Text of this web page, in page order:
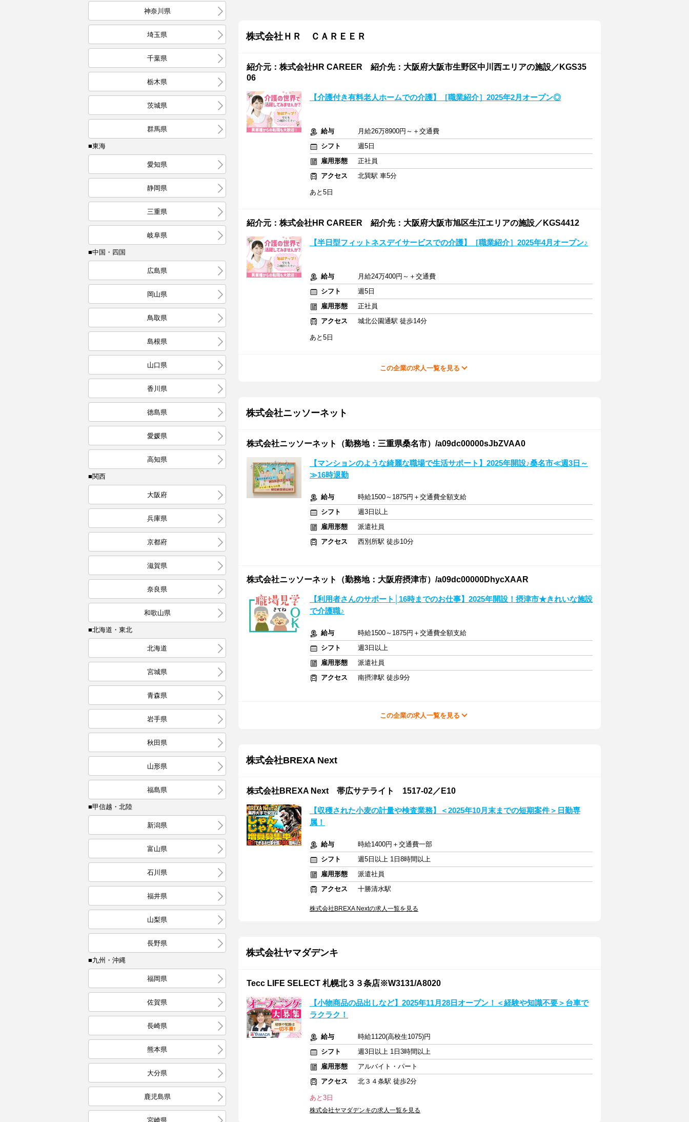
神奈川県
埼玉県
千葉県
栃木県
茨城県
群馬県
■東海
愛知県
静岡県
三重県
岐阜県
■中国・四国
広島県
岡山県
鳥取県
島根県
山口県
香川県
徳島県
愛媛県
高知県
■関西
大阪府
兵庫県
京都府
滋賀県
奈良県
和歌山県
■北海道・東北
北海道
宮城県
青森県
岩手県
秋田県
山形県
福島県
■甲信越・北陸
新潟県
富山県
石川県
福井県
山梨県
長野県
■九州・沖縄
福岡県
佐賀県
長崎県
熊本県
大分県
鹿児島県
宮崎県
株式会社ＨＲ ＣＡＲＥＥＲ
紹介元：株式会社HR CAREER 紹介先：大阪府大阪市生野区中川西エリアの施設／KGS35
06
【介護付き有料老人ホームでの介護】［職業紹介］2025年2月オープン◎
給与
月給26万8900円～＋交通費
シフト
週5日
雇用形態
正社員
アクセス
北巽駅 車5分
あと5日
紹介元：株式会社HR CAREER 紹介先：大阪府大阪市旭区生江エリアの施設／KGS4412
【半日型フィットネスデイサービスでの介護】［職業紹介］2025年4月オープン♪
給与
月給24万400円～＋交通費
シフト
週5日
雇用形態
正社員
アクセス
城北公園通駅 徒歩14分
あと5日
この企業の求人一覧を見る
株式会社ニッソーネット
株式会社ニッソーネット（勤務地：三重県桑名市）/a09dc00000sJbZVAA0
【マンションのような綺麗な職場で生活サポート】2025年開設♪桑名市≪週3日～
≫16時退勤
給与
時給1500～1875円＋交通費全額支給
シフト
週3日以上
雇用形態
派遣社員
アクセス
西別所駅 徒歩10分
株式会社ニッソーネット（勤務地：大阪府摂津市）/a09dc00000DhycXAAR
【利用者さんのサポート│16時までのお仕事】2025年開設！摂津市★きれいな施設
で介護職♪
給与
時給1500～1875円＋交通費全額支給
シフト
週3日以上
雇用形態
派遣社員
アクセス
南摂津駅 徒歩9分
この企業の求人一覧を見る
株式会社BREXA Next
株式会社BREXA Next 帯広サテライト 1517-02／E10
【収穫された小麦の計量や検査業務】＜2025年10月末までの短期案件＞日勤専
属！
給与
時給1400円＋交通費一部
シフト
週5日以上 1日8時間以上
雇用形態
派遣社員
アクセス
十勝清水駅
株式会社BREXA Nextの求人一覧を見る
株式会社ヤマダデンキ
Tecc LIFE SELECT 札幌北３３条店※W3131/A8020
【小物商品の品出しなど】2025年11月28日オープン！＜経験や知識不要＞台車で
ラクラク！
給与
時給1120(高校生1075)円
シフト
週3日以上 1日3時間以上
雇用形態
アルバイト・パート
アクセス
北３４条駅 徒歩2分
あと3日
株式会社ヤマダデンキの求人一覧を見る